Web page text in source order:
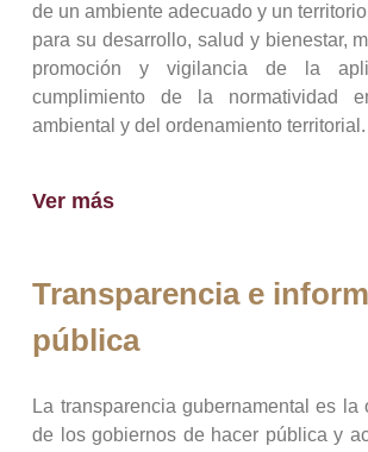
de un ambiente adecuado y un
para su desarrollo, salud y bienestar,
promoción y vigilancia de la
cumplimiento de la normatividad
ambiental y del ordenamiento territorial.
Ver más
Transparencia e
pública
La transparencia gubernamental es la
de los gobiernos de hacer pública y